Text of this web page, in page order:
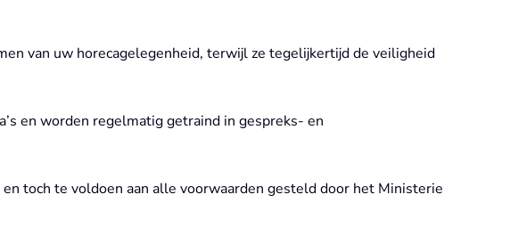
van uw horecagelegenheid, terwijl ze tegelijkertijd de veiligheid
en worden regelmatig getraind in gespreks- en
toch te voldoen aan alle voorwaarden gesteld door het Ministerie